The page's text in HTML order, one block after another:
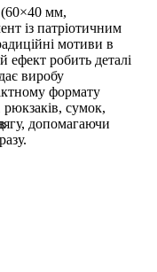
мм,
із патріотичним
мотиви в
ефект робить деталі
виробу
формату
сумок,
допомагаючи